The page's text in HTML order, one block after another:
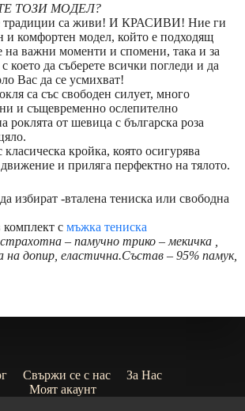
ТОЗИ МОДЕЛ?
традиции са живи! И КРАСИВИ! Ние ги
и комфортен модел, който е подходящ
на важни моменти и спомени, така и за
което да съберете всички погледи и да
Вас да се усмихват!
са със свободен силует, много
и същевременно ослепително
роклята от шевица с българска роза
класическа кройка, която осигурява
и приляга перфектно на тялото.
избират -вталена тениска или свободна
с мъжка тениска
– памучно трико – мекичка ,
на допир, еластична.Състав – 95% памук,
Свържи се с нас
За Нас
Моят акаунт